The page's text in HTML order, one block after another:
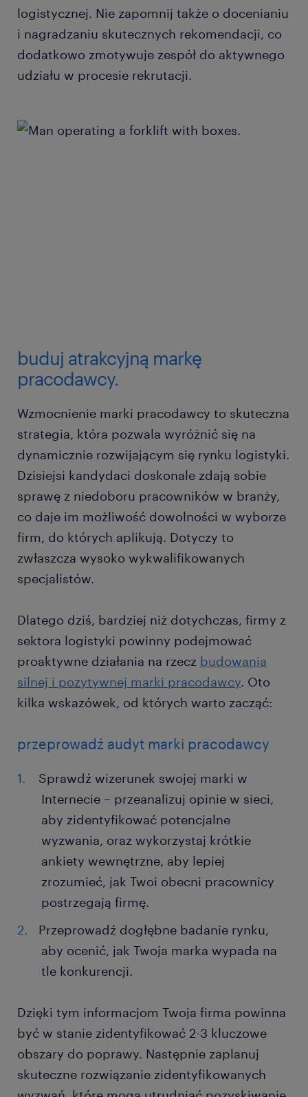
logistycznej. Nie zapomnij także o docenianiu
i nagradzaniu skutecznych rekomendacji, co
dodatkowo zmotywuje zespół do aktywnego
udziału w procesie rekrutacji.
buduj atrakcyjną markę
pracodawcy.
Wzmocnienie marki pracodawcy to skuteczna
strategia, która pozwala wyróżnić się na
dynamicznie rozwijającym się rynku logistyki.
Dzisiejsi kandydaci doskonale zdają sobie
sprawę z niedoboru pracowników w branży,
co daje im możliwość dowolności w wyborze
firm, do których aplikują. Dotyczy to
zwłaszcza wysoko wykwalifikowanych
specjalistów.
Dlatego dziś, bardziej niż dotychczas, firmy z
sektora logistyki powinny podejmować
proaktywne działania na rzecz budowania
silnej i pozytywnej marki pracodawcy. Oto
kilka wskazówek, od których warto zacząć:
przeprowadź audyt marki pracodawcy
Sprawdź wizerunek swojej marki w
Internecie – przeanalizuj opinie w sieci,
aby zidentyfikować potencjalne
wyzwania, oraz wykorzystaj krótkie
ankiety wewnętrzne, aby lepiej
zrozumieć, jak Twoi obecni pracownicy
postrzegają firmę.
Przeprowadź dogłębne badanie rynku,
aby ocenić, jak Twoja marka wypada na
tle konkurencji.
Dzięki tym informacjom Twoja firma powinna
być w stanie zidentyfikować 2-3 kluczowe
obszary do poprawy. Następnie zaplanuj
skuteczne rozwiązanie zidentyfikowanych